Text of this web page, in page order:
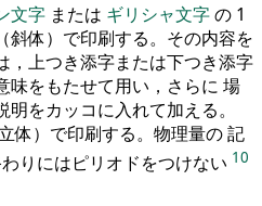
文字 または ギリシャ文字の 1
斜体）で印刷する。その内容を
，上つき添字または下つき添字
味をもたせて用い，さらに 場
をカッコに入れて加える。
体）で印刷する。物理量の 記
りにはピリオドをつけない 10